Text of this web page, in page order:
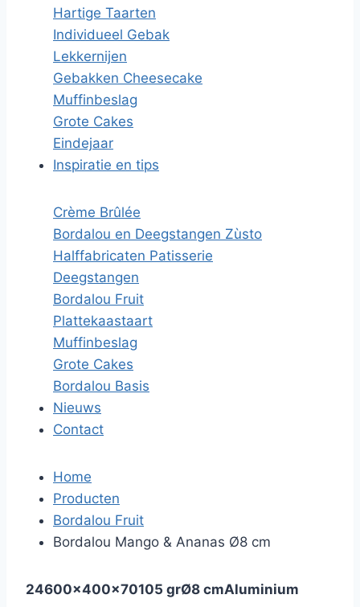
Hartige Taarten
Individueel Gebak
Lekkernijen
Gebakken Cheesecake
Muffinbeslag
Grote Cakes
Eindejaar
Inspiratie en tips
Crème Brûlée
Bordalou en Deegstangen Zùsto
Halffabricaten Patisserie
Deegstangen
Bordalou Fruit
Plattekaastaart
Muffinbeslag
Grote Cakes
Bordalou Basis
Nieuws
Contact
Home
Producten
Bordalou Fruit
Bordalou Mango & Ananas Ø8 cm
24600x400x70105 grØ8 cmAluminium